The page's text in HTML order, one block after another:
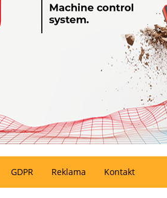
GDPR Reklama Kontakt